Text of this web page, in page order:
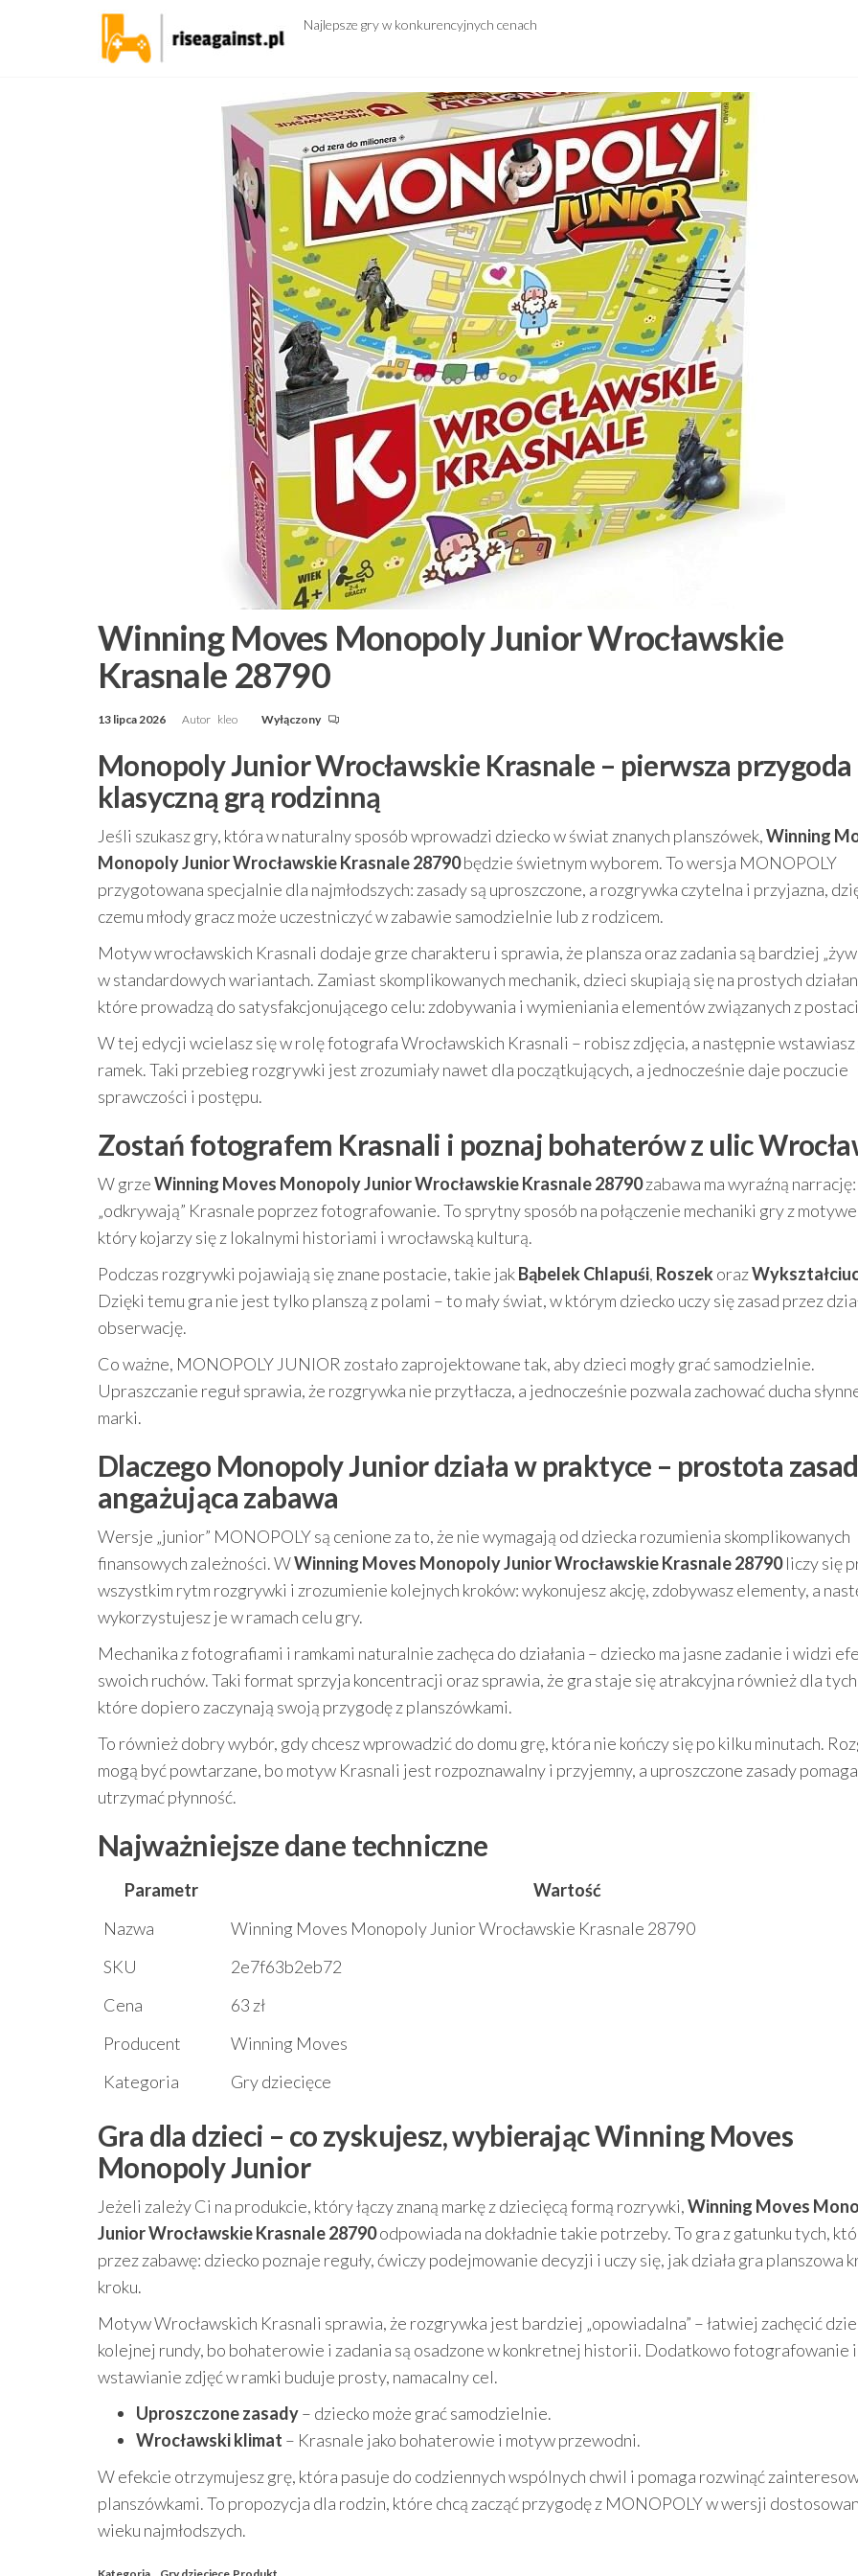
Najlepsze gry w konkurencyjnych cenach
Winning Moves Monopoly Junior Wrocławskie
Krasnale 28790
13 lipca 2026 Autor kleo Wyłączony
Monopoly Junior Wrocławskie Krasnale – pierwsza przygoda
klasyczną grą rodzinną
Jeśli szukasz gry, która w naturalny sposób wprowadzi dziecko w świat znanych planszówek,Winning
Monopoly Junior Wrocławskie Krasnale 28790będzie świetnym wyborem. To wersja MONOPOLY
przygotowana specjalnie dla najmłodszych: zasady są uproszczone, a rozgrywka czytelna i przyjazna,
czemu młody gracz może uczestniczyć w zabawie samodzielnie lub z rodzicem.
Motyw wrocławskich Krasnali dodaje grze charakteru i sprawia, że plansza oraz zadania są bardziej
w standardowych wariantach. Zamiast skomplikowanych mechanik, dzieci skupiają się na prostych
które prowadzą do satysfakcjonującego celu: zdobywania i wymieniania elementów związanych z
W tej edycji wcielasz się w rolę fotografa Wrocławskich Krasnali – robisz zdjęcia, a następnie wstawiasz
ramek. Taki przebieg rozgrywki jest zrozumiały nawet dla początkujących, a jednocześnie daje poczucie
sprawczości i postępu.
Zostań fotografem Krasnali i poznaj bohaterów z ulic
W grzeWinning Moves Monopoly Junior Wrocławskie Krasnale 28790zabawa ma wyraźną
„odkrywają” Krasnale poprzez fotografowanie. To sprytny sposób na połączenie mechaniki gry z
który kojarzy się z lokalnymi historiami i wrocławską kulturą.
Podczas rozgrywki pojawiają się znane postacie, takie jakBąbelek Chlapuśi, Roszekoraz
Dzięki temu gra nie jest tylko planszą z polami – to mały świat, w którym dziecko uczy się zasad przez
obserwację.
Co ważne, MONOPOLY JUNIOR zostało zaprojektowane tak, aby dzieci mogły grać samodzielnie.
Upraszczanie reguł sprawia, że rozgrywka nie przytłacza, a jednocześnie pozwala zachować ducha
marki.
Dlaczego Monopoly Junior działa w praktyce – prostota
angażująca zabawa
Wersje „junior” MONOPOLY są cenione za to, że nie wymagają od dziecka rozumienia skomplikowanych
finansowych zależności. WWinning Moves Monopoly Junior Wrocławskie Krasnale 28790liczy się
wszystkim rytm rozgrywki i zrozumienie kolejnych kroków: wykonujesz akcję, zdobywasz elementy, a
wykorzystujesz je w ramach celu gry.
Mechanika z fotografiami i ramkami naturalnie zachęca do działania – dziecko ma jasne zadanie i widzi
swoich ruchów. Taki format sprzyja koncentracji oraz sprawia, że gra staje się atrakcyjna również dla
które dopiero zaczynają swoją przygodę z planszówkami.
To również dobry wybór, gdy chcesz wprowadzić do domu grę, która nie kończy się po kilku minutach.
mogą być powtarzane, bo motyw Krasnali jest rozpoznawalny i przyjemny, a uproszczone zasady
utrzymać płynność.
Najważniejsze dane techniczne
Parametr
Wartość
Nazwa
Winning Moves Monopoly Junior Wrocławskie Krasnale 28790
SKU
2e7f63b2eb72
Cena
63 zł
Producent
Winning Moves
Kategoria
Gry dziecięce
Gra dla dzieci – co zyskujesz, wybierając Winning Moves
Monopoly Junior
Jeżeli zależy Ci na produkcie, który łączy znaną markę z dziecięcą formą rozrywki,Winning Moves
Junior Wrocławskie Krasnale 28790odpowiada na dokładnie takie potrzeby. To gra z gatunku tych,
przez zabawę: dziecko poznaje reguły, ćwiczy podejmowanie decyzji i uczy się, jak działa gra planszowa
kroku.
Motyw Wrocławskich Krasnali sprawia, że rozgrywka jest bardziej „opowiadalna” – łatwiej zachęcić
kolejnej rundy, bo bohaterowie i zadania są osadzone w konkretnej historii. Dodatkowo fotografowanie i
wstawianie zdjęć w ramki buduje prosty, namacalny cel.
Uproszczone zasady– dziecko może grać samodzielnie.
Wrocławski klimat – Krasnale jako bohaterowie i motyw przewodni.
W efekcie otrzymujesz grę, która pasuje do codziennych wspólnych chwil i pomaga rozwinąć
planszówkami. To propozycja dla rodzin, które chcą zacząć przygodę z MONOPOLY w wersji
wieku najmłodszych.